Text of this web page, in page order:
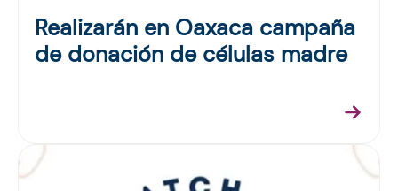
Realizarán en Oaxaca campaña
de donación de células madre